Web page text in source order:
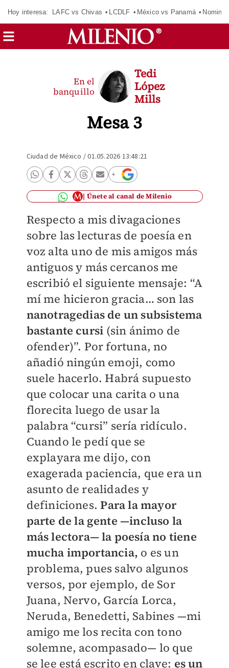
Hoy interesa: LAFC vs Chivas LCDLF México vs Panamá
Mesa 3
En el
banquillo
Tedi
López
Mills
Ciudad de México /01.05.2026 13:48:21
Únete al canal de Milenio
Respecto a mis divagaciones
sobre las lecturas de poesía en
voz alta uno de mis amigos más
antiguos y más cercanos me
escribió el siguiente mensaje: “A
mí me hicieron gracia… son las
nanotragedias de un subsistema
bastante cursi (sin ánimo de
ofender)”. Por fortuna, no
añadió ningún emoji, como
suele hacerlo. Habrá supuesto
que colocar una carita o una
florecita luego de usar la
palabra “cursi” sería ridículo.
Cuando le pedí que se
explayara me dijo, con
exagerada paciencia, que era un
asunto de realidades y
definiciones.Para la mayor
parte de la gente —incluso la
más lectora— la poesía no tiene
mucha importancia, o es un
problema, pues salvo algunos
versos, por ejemplo, de Sor
Juana, Nervo, García Lorca,
Neruda, Benedetti, Sabines —mi
amigo me los recita con tono
solemne, acompasado— lo que
se lee está escrito en clave: es un